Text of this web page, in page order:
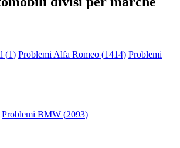
(1) Problemi Alfa Romeo (1414) Problemi
Problemi BMW (2093)